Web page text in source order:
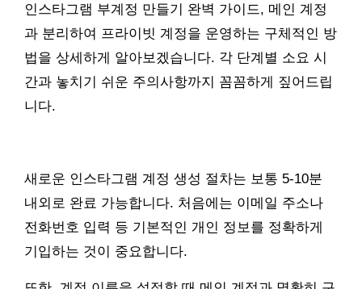
인스타그램 부계정 만들기 완벽 가이드, 메인 계정
과 분리하여 프라이빗 계정을 운영하는 구체적인 방
법을 상세하게 알아보겠습니다. 각 단계별 소요 시
간과 놓치기 쉬운 주의사항까지 꼼꼼하게 짚어드립
니다.
새로운 인스타그램 계정 생성 절차는 보통 5-10분
내외로 완료 가능합니다. 처음에는 이메일 주소나
전화번호 입력 등 기본적인 개인 정보를 정확하게
기입하는 것이 중요합니다.